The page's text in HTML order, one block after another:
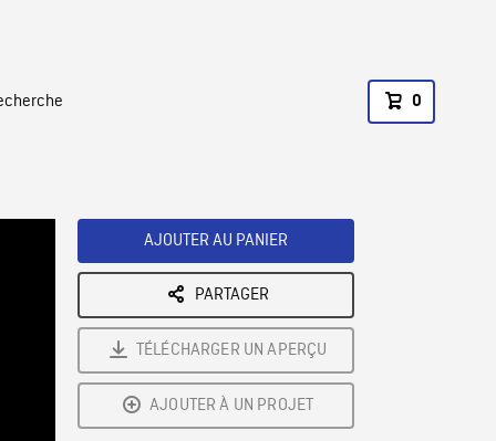
0
AJOUTER AU PANIER
PARTAGER
TÉLÉCHARGER UN APERÇU
AJOUTER À UN PROJET